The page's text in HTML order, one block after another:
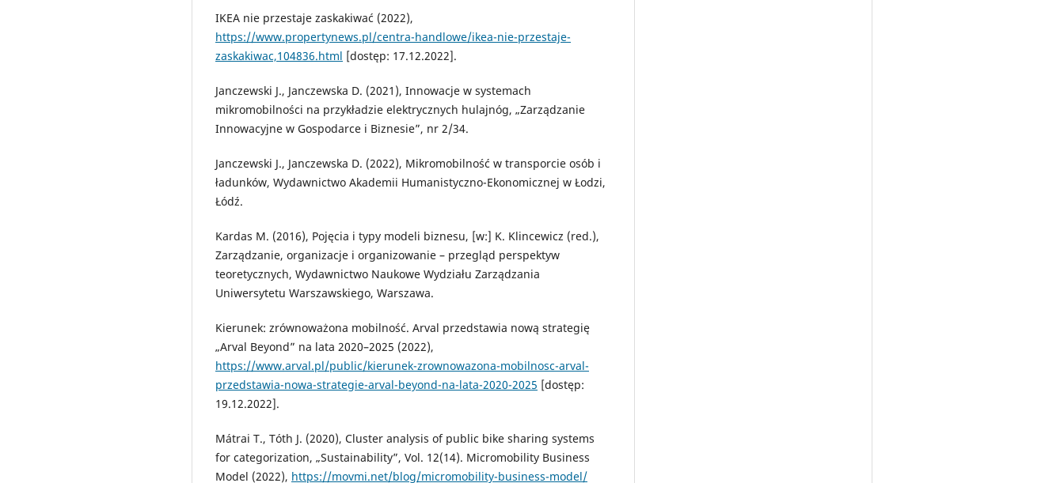
IKEA nie przestaje zaskakiwać (2022),
https://www.propertynews.pl/centra-handlowe/ikea-nie-przestaje-
zaskakiwac,104836.html [dostęp: 17.12.2022].
Janczewski J., Janczewska D. (2021), Innowacje w systemach
mikromobilności na przykładzie elektrycznych hulajnóg, „Zarządzanie
Innowacyjne w Gospodarce i Biznesie”, nr 2/34.
Janczewski J., Janczewska D. (2022), Mikromobilność w transporcie osób i
ładunków, Wydawnictwo Akademii Humanistyczno-Ekonomicznej w Łodzi,
Łódź.
Kardas M. (2016), Pojęcia i typy modeli biznesu, [w:] K. Klincewicz (red.),
Zarządzanie, organizacje i organizowanie – przegląd perspektyw
teoretycznych, Wydawnictwo Naukowe Wydziału Zarządzania
Uniwersytetu Warszawskiego, Warszawa.
Kierunek: zrównoważona mobilność. Arval przedstawia nową strategię
„Arval Beyond” na lata 2020–2025 (2022),
https://www.arval.pl/public/kierunek-zrownowazona-mobilnosc-arval-
przedstawia-nowa-strategie-arval-beyond-na-lata-2020-2025 [dostęp:
19.12.2022].
Mátrai T., Tóth J. (2020), Cluster analysis of public bike sharing systems
for categorization, „Sustainability”, Vol. 12(14). Micromobility Business
Model (2022), https://movmi.net/blog/micromobility-business-model/